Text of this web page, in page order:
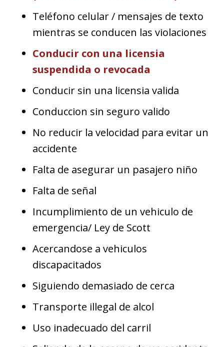
Teléfono celular / mensajes de texto
mientras se conducen las violaciones
Conducir con una licensia
suspendida o revocada
Conducir sin una licensia valida
Conduccion sin seguro valido
No reducir la velocidad para evitar un
accidente
Falta de asegurar un pasajero niño
Falta de señal
Incumplimiento de un vehiculo de
emergencia/ Ley de Scott
Acercandose a vehiculos
discapacitados
Siguiendo demasiado de cerca
Transporte illegal de alcol
Uso inadecuado del carril